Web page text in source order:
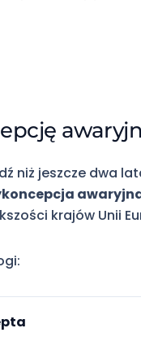
niż jeszcze dwa
krajów Unii